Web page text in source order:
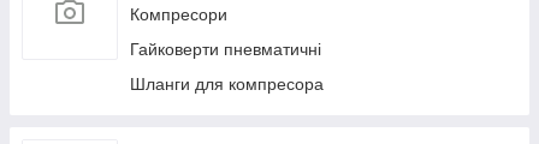
Компресори
Гайковерти пневматичні
Шланги для компресора